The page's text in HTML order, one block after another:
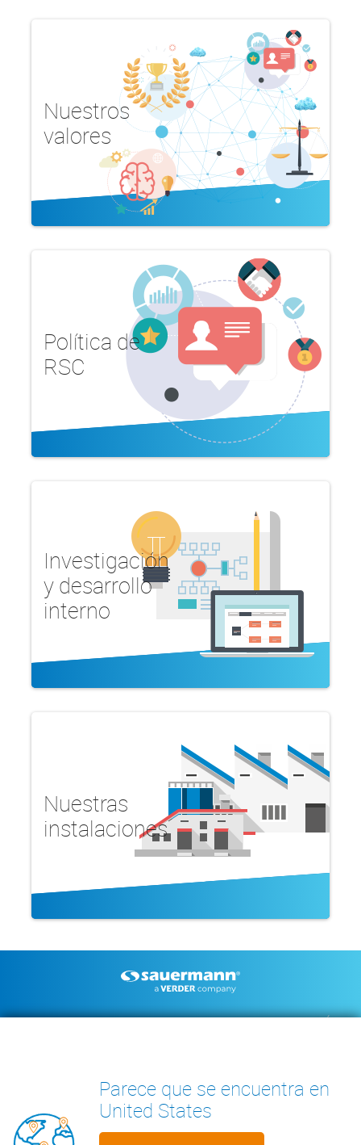
Nuestros
valores
Política de
RSC
Investigación
y desarrollo
interno
Nuestras
instalaciones
Footer
BOMBAS DE CONDENSADOS
INSTRUMENTOS DE MEDICIÓN
Parece que se encuentra en
United States